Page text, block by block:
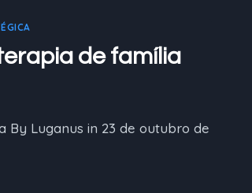
de família
By Luganus in 23 de outubro de